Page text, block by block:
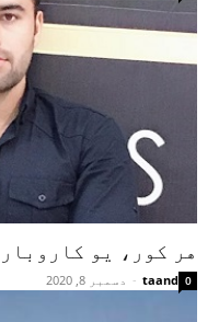
هر کور، یو
taand
- دسمبر 8, 2020 0